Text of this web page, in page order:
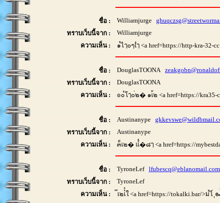
ชื่อ : Williamjurge
ทราบเว็บนี้จาก :
Williamjurge
ความเห็น :
๑๎ไๅ๐ๆเํ่ๅ <a href=https://http-kra-32-
ชื่อ : DouglasTOONA
ทราบเว็บนี้จาก :
DouglasTOONA
ความเห็น :
๏๐๎โๅ๐่๒� ๑เ้๒ <a href=https://kra35-
ชื่อ : Austinanype
ทราบเว็บนี้จาก :
Austinanype
ความเห็น :
๓็ํเ๒� แ๎๋�๘ๅ <a href=https://
ชื่อ : TyroneLef lfubescq@eblanomail.com
ทราบเว็บนี้จาก :
TyroneLef
ความเห็น :
เ๒เ๋๎ใ <a href=https://tokalki.bar/>ม๎ไ่